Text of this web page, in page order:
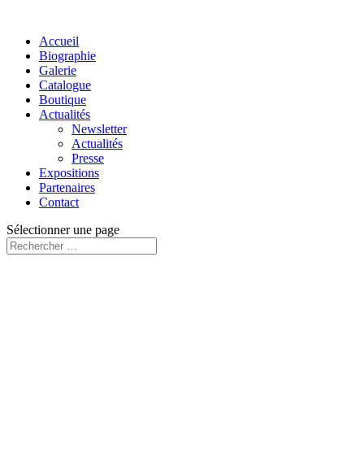
Accueil
Biographie
Galerie
Catalogue
Boutique
Actualités
Newsletter
Actualités
Presse
Expositions
Partenaires
Contact
Sélectionner une page